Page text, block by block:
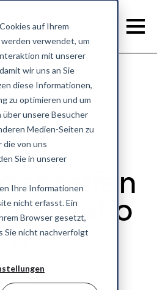
auf Ihrem
verwendet, um
mit unserer
wir uns an Sie
diese Informationen,
zu optimieren und um
über unsere Besucher
Medien-Seiten zu
von uns
Sie in unserer
Ihre Informationen
nicht erfasst. Ein
Browser gesetzt,
Sie nicht nachverfolgt
n